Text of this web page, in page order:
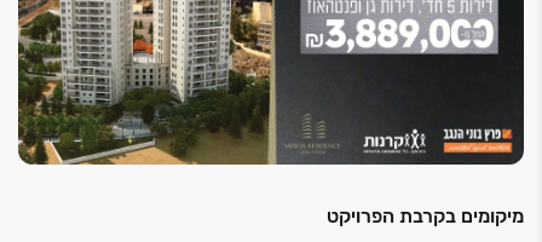
לחיים.
מיקומים בקרבת הפרויקט